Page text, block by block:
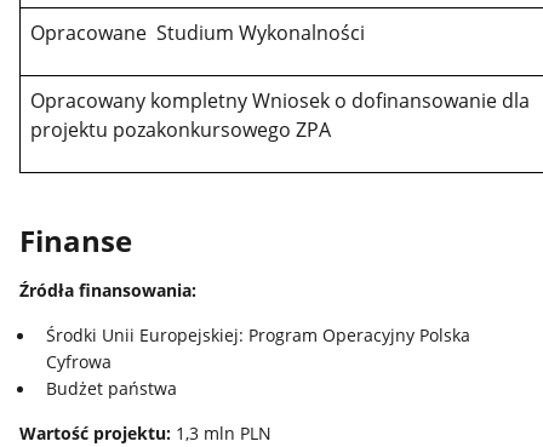
Opracowane Studium Wykonalności
Opracowany kompletny Wniosek o dofinansowanie dla
projektu pozakonkursowego ZPA
Finanse
Źródła finansowania:
Środki Unii Europejskiej: Program Operacyjny Polska
Cyfrowa
Budżet państwa
Wartość projektu: 1,3 mln PLN